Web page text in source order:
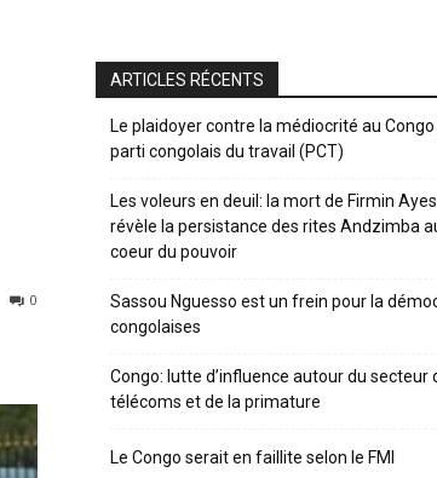
0
ARTICLES RÉCENTS
Le plaidoyer contre la médiocrité au
parti congolais du travail (PCT)
Les voleurs en deuil: la mort de Firmin
révèle la persistance des rites Andzimba
coeur du pouvoir
Sassou Nguesso est un frein pour la
congolaises
Congo: lutte d’influence autour du secteur
télécoms et de la primature
Le Congo serait en faillite selon le FMI